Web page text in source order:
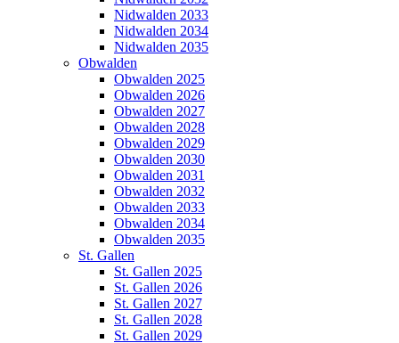
Nidwalden 2033
Nidwalden 2034
Nidwalden 2035
Obwalden
Obwalden 2025
Obwalden 2026
Obwalden 2027
Obwalden 2028
Obwalden 2029
Obwalden 2030
Obwalden 2031
Obwalden 2032
Obwalden 2033
Obwalden 2034
Obwalden 2035
St. Gallen
St. Gallen 2025
St. Gallen 2026
St. Gallen 2027
St. Gallen 2028
St. Gallen 2029